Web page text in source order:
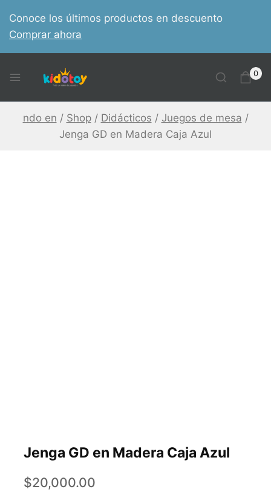
content
Conoce los últimos productos en descuento
Comprar ahora
0
ndo en / Shop / Didácticos / Juegos de mesa /
Jenga GD en Madera Caja Azul
Jenga GD en Madera Caja Azul
$20,000.00